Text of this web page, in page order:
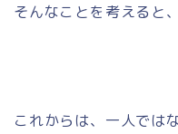
そんなことを考えると
これからは、一人では